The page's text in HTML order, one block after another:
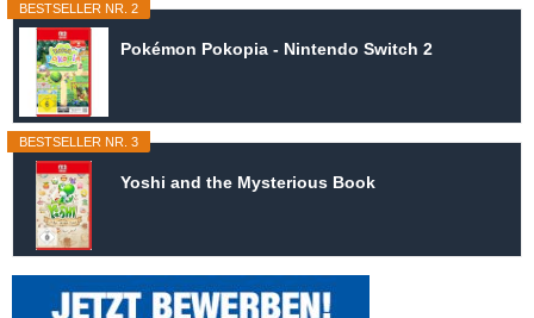
BESTSELLER NR. 2
Pokémon Pokopia - Nintendo Switch 2
BESTSELLER NR. 3
Yoshi and the Mysterious Book